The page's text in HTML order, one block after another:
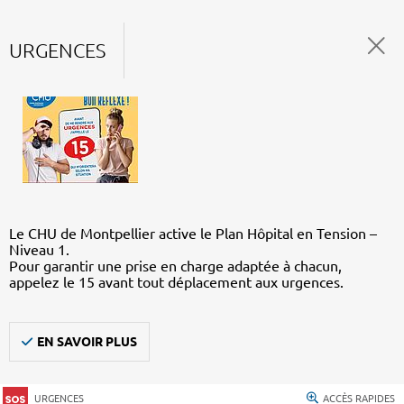
URGENCES
Le CHU de Montpellier active le Plan Hôpital en Tension –
Niveau 1.
Pour garantir une prise en charge adaptée à chacun,
appelez le 15 avant tout déplacement aux urgences.
EN SAVOIR PLUS
URGENCES ACCÈS RAPIDES